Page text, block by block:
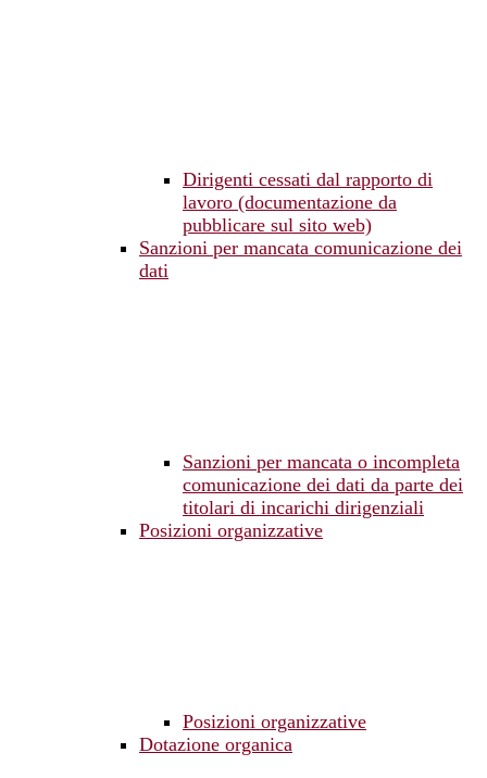
Dirigenti cessati dal rapporto di
lavoro (documentazione da
pubblicare sul sito web)
Sanzioni per mancata comunicazione dei
dati
Sanzioni per mancata o incompleta
comunicazione dei dati da parte dei
titolari di incarichi dirigenziali
Posizioni organizzative
Posizioni organizzative
Dotazione organica